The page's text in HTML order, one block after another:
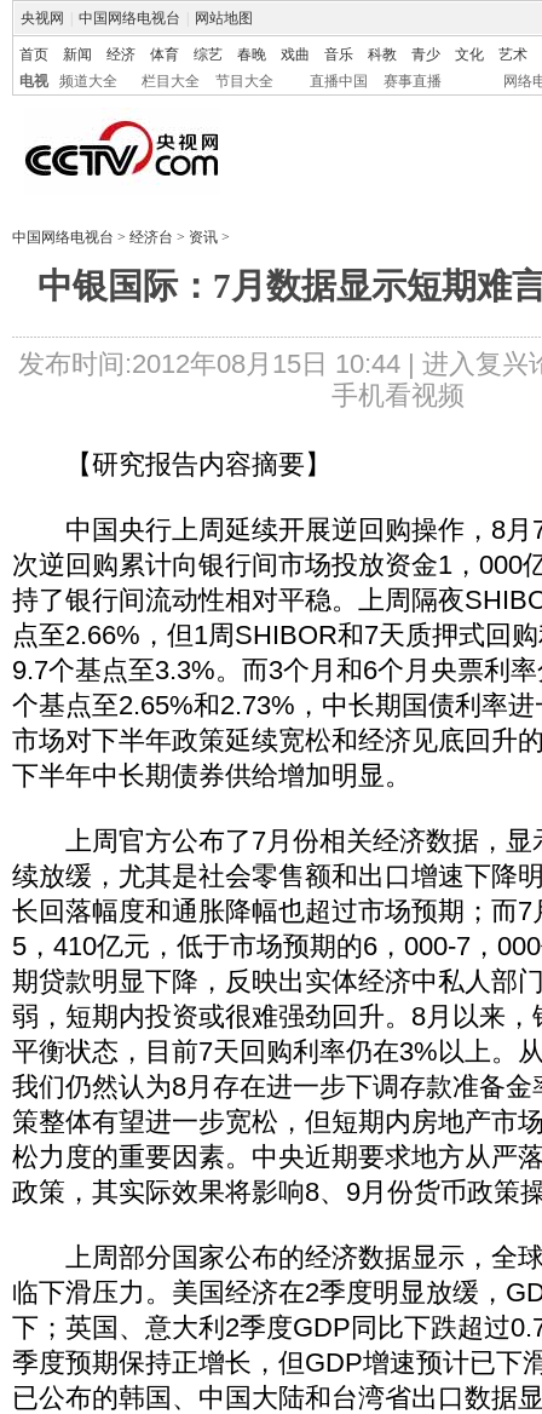
央视网 中国网络电视台 网站地图
首页 新闻 经济 体育 综艺 春晚 戏曲 音乐 科教 青少 文化
艺术
电视
频道大全 栏目大全 节目大全 直播中国 赛事直播 网络
中国网络电视台 > 经济台 > 资讯 >
中银国际：7月数据显示短期难
发布时间:2012年08月15日 10:44 | 进入复兴
手机看视频
【研究报告内容摘要】
中国央行上周延续开展逆回购操作，8月
次逆回购累计向银行间市场投放资金1，000
持了银行间流动性相对平稳。上周隔夜
点至2.66%，但1周SHIBOR和7天质押式回
9.7个基点至3.3%。而3个月和6个月央票利
个基点至2.65%和2.73%，中长期国债利率
市场对下半年政策延续宽松和经济见底回升
下半年中长期债券供给增加明显。
上周官方公布了7月份相关经济数据，显
续放缓，尤其是社会零售额和出口增速下降
长回落幅度和通胀降幅也超过市场预期；而
5，410亿元，低于市场预期的6，000-7，
期贷款明显下降，反映出实体经济中私人部
弱，短期内投资或很难强劲回升。8月以来
平衡状态，目前7天回购利率仍在3%以上。
我们仍然认为8月存在进一步下调存款准备
策整体有望进一步宽松，但短期内房地产市
松力度的重要因素。中央近期要求地方从严
政策，其实际效果将影响8、9月份货币政策
上周部分国家公布的经济数据显示，全
临下滑压力。美国经济在2季度明显放缓，
下；英国、意大利2季度GDP同比下跌超过
季度预期保持正增长，但GDP增速预计已下
已公布的韩国、中国大陆和台湾省出口数据